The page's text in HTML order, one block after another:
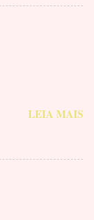
LEIA MAIS